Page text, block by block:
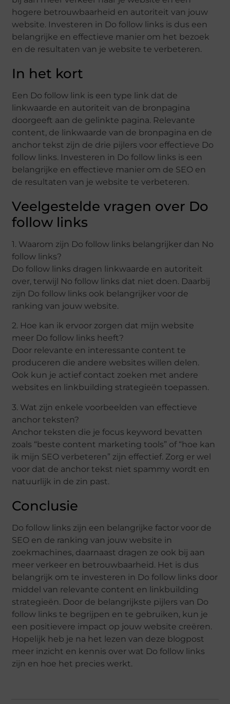
hogere betrouwbaarheid en autoriteit van jouw
website. Investeren in Do follow links is dus een
belangrijke en effectieve manier om het bezoek
en de resultaten van je website te verbeteren.
In het kort
Een Do follow link is een type link dat de
linkwaarde en autoriteit van de bronpagina
doorgeeft aan de gelinkte pagina. Relevante
content, de linkwaarde van de bronpagina en de
anchor tekst zijn de drie pijlers voor effectieve Do
follow links. Investeren in Do follow links is een
belangrijke en effectieve manier om de SEO en
de resultaten van je website te verbeteren.
Veelgestelde vragen over Do
follow links
1. Waarom zijn Do follow links belangrijker dan No
follow links?
Do follow links dragen linkwaarde en autoriteit
over, terwijl No follow links dat niet doen. Daarbij
zijn Do follow links ook belangrijker voor de
ranking van jouw website.
2. Hoe kan ik ervoor zorgen dat mijn website
meer Do follow links heeft?
Door relevante en interessante content te
produceren die andere websites willen delen.
Ook kun je actief contact zoeken met andere
websites en linkbuilding strategieën toepassen.
3. Wat zijn enkele voorbeelden van effectieve
anchor teksten?
Anchor teksten die je focus keyword bevatten
zoals “beste content marketing tools” of “hoe kan
ik mijn SEO verbeteren” zijn effectief. Zorg er wel
voor dat de anchor tekst niet spammy wordt en
natuurlijk in de zin past.
Conclusie
Do follow links zijn een belangrijke factor voor de
SEO en de ranking van jouw website in
zoekmachines, daarnaast dragen ze ook bij aan
meer verkeer en betrouwbaarheid. Het is dus
belangrijk om te investeren in Do follow links door
middel van relevante content en linkbuilding
strategieën. Door de belangrijkste pijlers van Do
follow links te begrijpen en te gebruiken, kun je
een positievere impact op jouw website creëren.
Hopelijk heb je na het lezen van deze blogpost
meer inzicht en kennis over wat Do follow links
zijn en hoe het precies werkt.